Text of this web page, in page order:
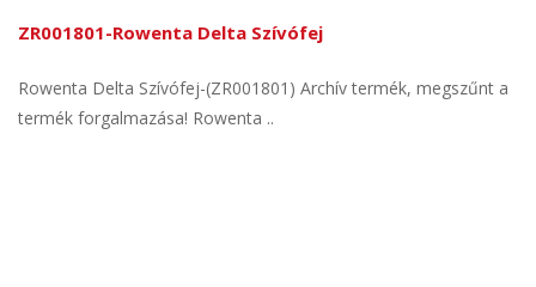
ZR001801-Rowenta Delta Szívófej
Rowenta Delta Szívófej-(ZR001801) Archív termék, megszűnt a
termék forgalmazása! Rowenta ..